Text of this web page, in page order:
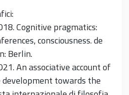
Cognitive pragmatics:
consciousness. de
Berlin.
An associative account of
development towards the